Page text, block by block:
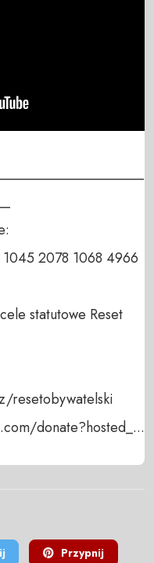
2078 1068 4966
statutowe Reset
resetobywatelski
donate?hosted_...
Przypnij